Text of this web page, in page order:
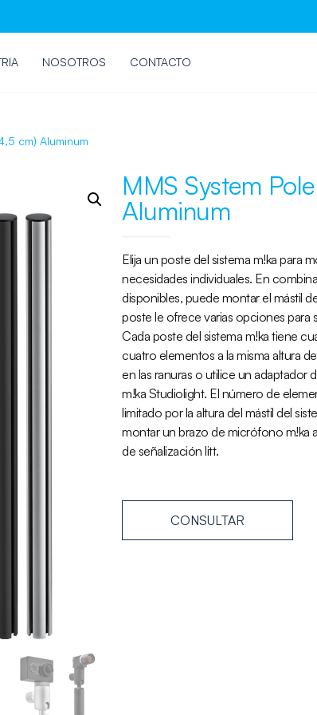
NOSOTROS CONTACTO
cm) Aluminum
MMS System
Aluminum
Elija un poste del sistema m!ka para
necesidades individuales. En
disponibles, puede montar el mástil
poste le ofrece varias opciones para
Cada poste del sistema m!ka tiene
cuatro elementos a la misma altura
en las ranuras o utilice un adaptador
m!ka Studiolight. El número de
limitado por la altura del mástil del
montar un brazo de micrófono m!ka
de señalización litt.
CONSULTAR